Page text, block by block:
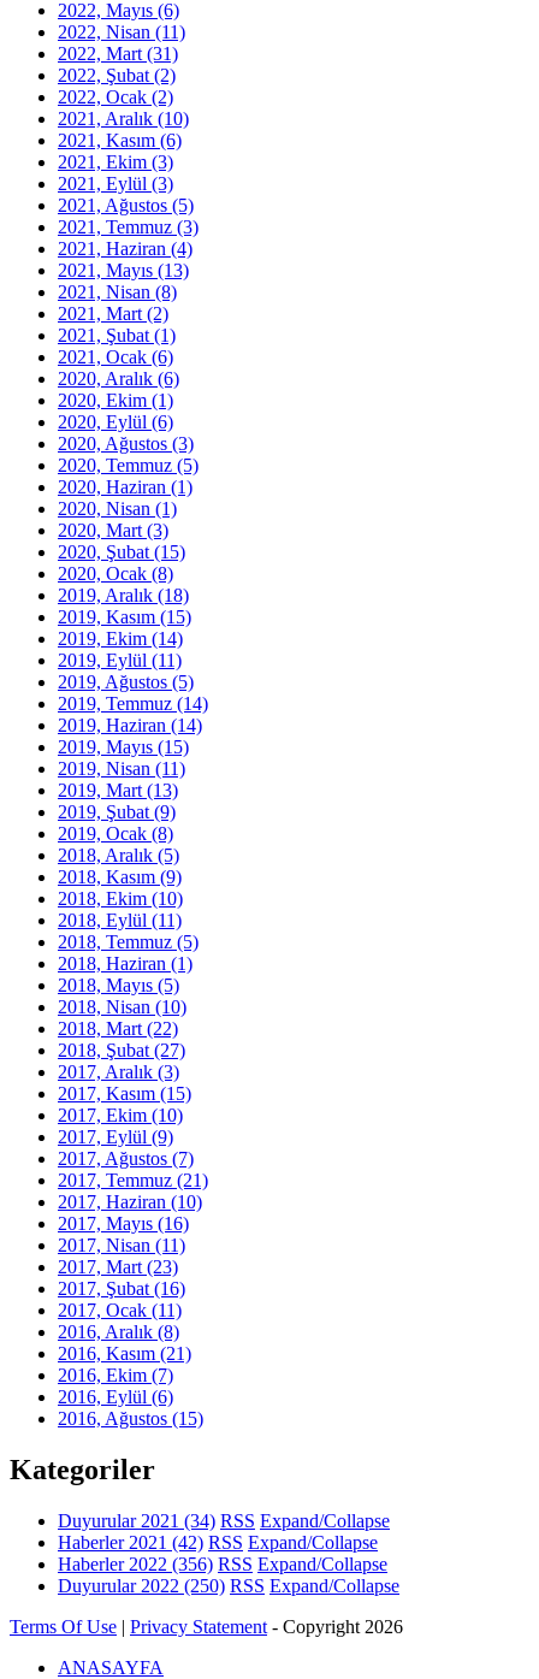
2022, Mayıs (6)
2022, Nisan (11)
2022, Mart (31)
2022, Şubat (2)
2022, Ocak (2)
2021, Aralık (10)
2021, Kasım (6)
2021, Ekim (3)
2021, Eylül (3)
2021, Ağustos (5)
2021, Temmuz (3)
2021, Haziran (4)
2021, Mayıs (13)
2021, Nisan (8)
2021, Mart (2)
2021, Şubat (1)
2021, Ocak (6)
2020, Aralık (6)
2020, Ekim (1)
2020, Eylül (6)
2020, Ağustos (3)
2020, Temmuz (5)
2020, Haziran (1)
2020, Nisan (1)
2020, Mart (3)
2020, Şubat (15)
2020, Ocak (8)
2019, Aralık (18)
2019, Kasım (15)
2019, Ekim (14)
2019, Eylül (11)
2019, Ağustos (5)
2019, Temmuz (14)
2019, Haziran (14)
2019, Mayıs (15)
2019, Nisan (11)
2019, Mart (13)
2019, Şubat (9)
2019, Ocak (8)
2018, Aralık (5)
2018, Kasım (9)
2018, Ekim (10)
2018, Eylül (11)
2018, Temmuz (5)
2018, Haziran (1)
2018, Mayıs (5)
2018, Nisan (10)
2018, Mart (22)
2018, Şubat (27)
2017, Aralık (3)
2017, Kasım (15)
2017, Ekim (10)
2017, Eylül (9)
2017, Ağustos (7)
2017, Temmuz (21)
2017, Haziran (10)
2017, Mayıs (16)
2017, Nisan (11)
2017, Mart (23)
2017, Şubat (16)
2017, Ocak (11)
2016, Aralık (8)
2016, Kasım (21)
2016, Ekim (7)
2016, Eylül (6)
2016, Ağustos (15)
Kategoriler
Duyurular 2021 (34) RSS Expand/Collapse
Haberler 2021 (42) RSS Expand/Collapse
Haberler 2022 (356) RSS Expand/Collapse
Duyurular 2022 (250) RSS Expand/Collapse
Terms Of Use | Privacy Statement - Copyright 2026
ANASAYFA